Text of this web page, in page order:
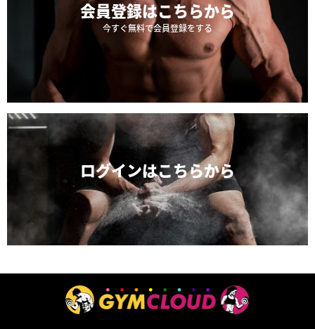
会員登録はこちらから
今すぐ無料で会員登録をする
ログインはこちらから